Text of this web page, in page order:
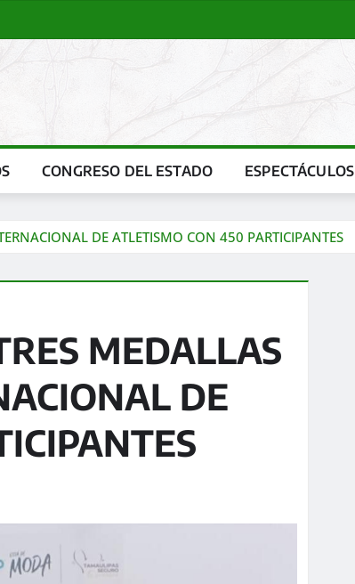
CONGRESO DEL ESTADO ESPECTÁCULOS
DE ATLETISMO CON 450 PARTICIPANTES
MEDALLAS
DE